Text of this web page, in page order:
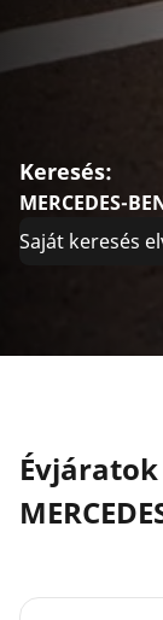
Keresés:
MERCEDES-
Saját keresés